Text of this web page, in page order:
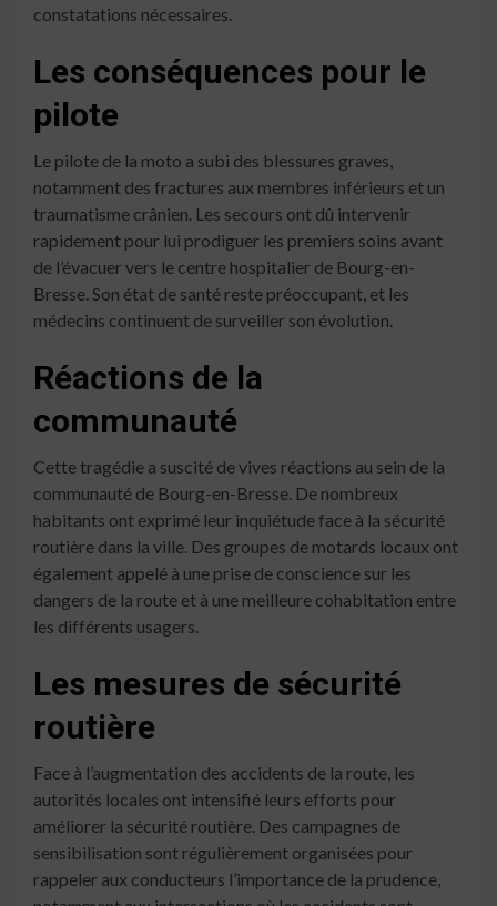
constatations nécessaires.
Les conséquences pour le
pilote
Le pilote de la moto a subi des blessures graves,
notamment des fractures aux membres inférieurs et un
traumatisme crânien. Les secours ont dû intervenir
rapidement pour lui prodiguer les premiers soins avant
de l’évacuer vers le centre hospitalier de Bourg-en-
Bresse. Son état de santé reste préoccupant, et les
médecins continuent de surveiller son évolution.
Réactions de la
communauté
Cette tragédie a suscité de vives réactions au sein de la
communauté de Bourg-en-Bresse. De nombreux
habitants ont exprimé leur inquiétude face à la sécurité
routière dans la ville. Des groupes de motards locaux ont
également appelé à une prise de conscience sur les
dangers de la route et à une meilleure cohabitation entre
les différents usagers.
Les mesures de sécurité
routière
Face à l’augmentation des accidents de la route, les
autorités locales ont intensifié leurs efforts pour
améliorer la sécurité routière. Des campagnes de
sensibilisation sont régulièrement organisées pour
rappeler aux conducteurs l’importance de la prudence,